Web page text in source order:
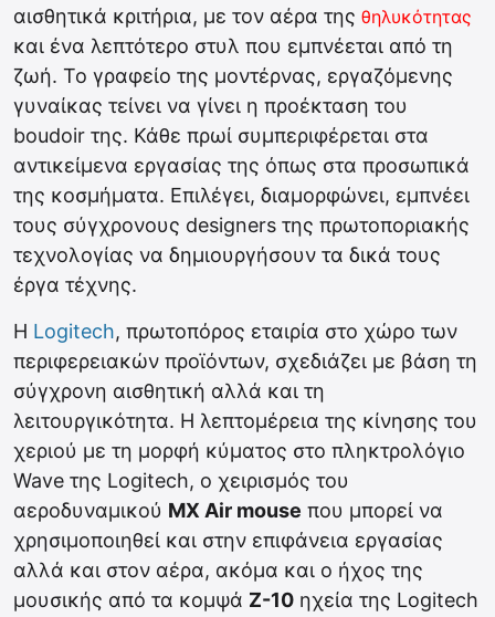
αισθητικά κριτήρια, με τον αέρα της θηλυκότητας
και ένα λεπτότερο στυλ που εμπνέεται από τη
ζωή. Το γραφείο της μοντέρνας, εργαζόμενης
γυναίκας τείνει να γίνει η προέκταση του
boudoir της. Κάθε πρωί συμπεριφέρεται στα
αντικείμενα εργασίας της όπως στα προσωπικά
της κοσμήματα. Επιλέγει, διαμορφώνει, εμπνέει
τους σύγχρονους designers της πρωτοποριακής
τεχνολογίας να δημιουργήσουν τα δικά τους
έργα τέχνης.
H Logitech, πρωτοπόρος εταιρία στο χώρο των
περιφερειακών προϊόντων, σχεδιάζει με βάση τη
σύγχρονη αισθητική αλλά και τη
λειτουργικότητα. Η λεπτομέρεια της κίνησης του
χεριού με τη μορφή κύματος στο πληκτρολόγιο
Wave της Logitech, ο χειρισμός του
αεροδυναμικού MX Air mouse που μπορεί να
χρησιμοποιηθεί και στην επιφάνεια εργασίας
αλλά και στον αέρα, ακόμα και ο ήχος της
μουσικής από τα κομψά Ζ-10 ηχεία της Logitech